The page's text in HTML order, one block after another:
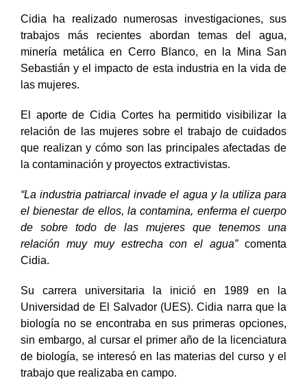
Cidia ha realizado numerosas investigaciones, sus
trabajos más recientes abordan temas del agua,
minería metálica en Cerro Blanco, en la Mina San
Sebastián y el impacto de esta industria en la vida de
las mujeres.
El aporte de Cidia Cortes ha permitido visibilizar la
relación de las mujeres sobre el trabajo de cuidados
que realizan y cómo son las principales afectadas de
la contaminación y proyectos extractivistas.
“La industria patriarcal invade el agua y la utiliza para
el bienestar de ellos, la contamina, enferma el cuerpo
de sobre todo de las mujeres que tenemos una
relación muy muy estrecha con el agua” comenta
Cidia.
Su carrera universitaria la inició en 1989 en la
Universidad de El Salvador (UES). Cidia narra que la
biología no se encontraba en sus primeras opciones,
sin embargo, al cursar el primer año de la licenciatura
de biología, se interesó en las materias del curso y el
trabajo que realizaba en campo.